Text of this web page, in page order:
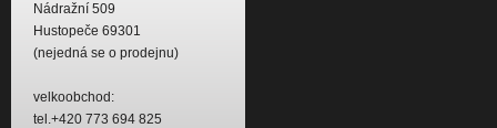
Nádražní 509
Hustopeče 69301
(nejedná se o prodejnu)
velkoobchod:
tel.+420 773 694 825